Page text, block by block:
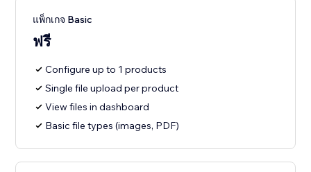
แพ็กเกจ Basic
ฟรี
Configure up to 1 products
Single file upload per product
View files in dashboard
Basic file types (images, PDF)